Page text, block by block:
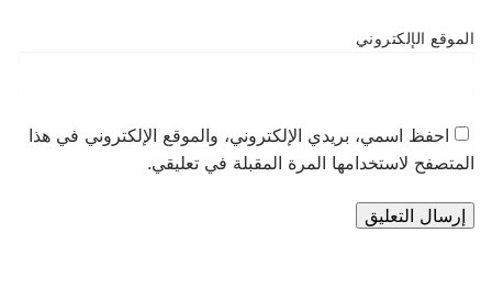
الموقع الإلكتروني
احفظ اسمي، بريدي الإلكتروني، والموقع الإلكتروني في هذا
المتصفح لاستخدامها المرة المقبلة في تعليقي.